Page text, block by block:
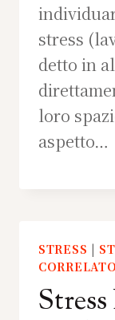
stress
detto in
loro
aspetto…
STRESS |
CORRELATO